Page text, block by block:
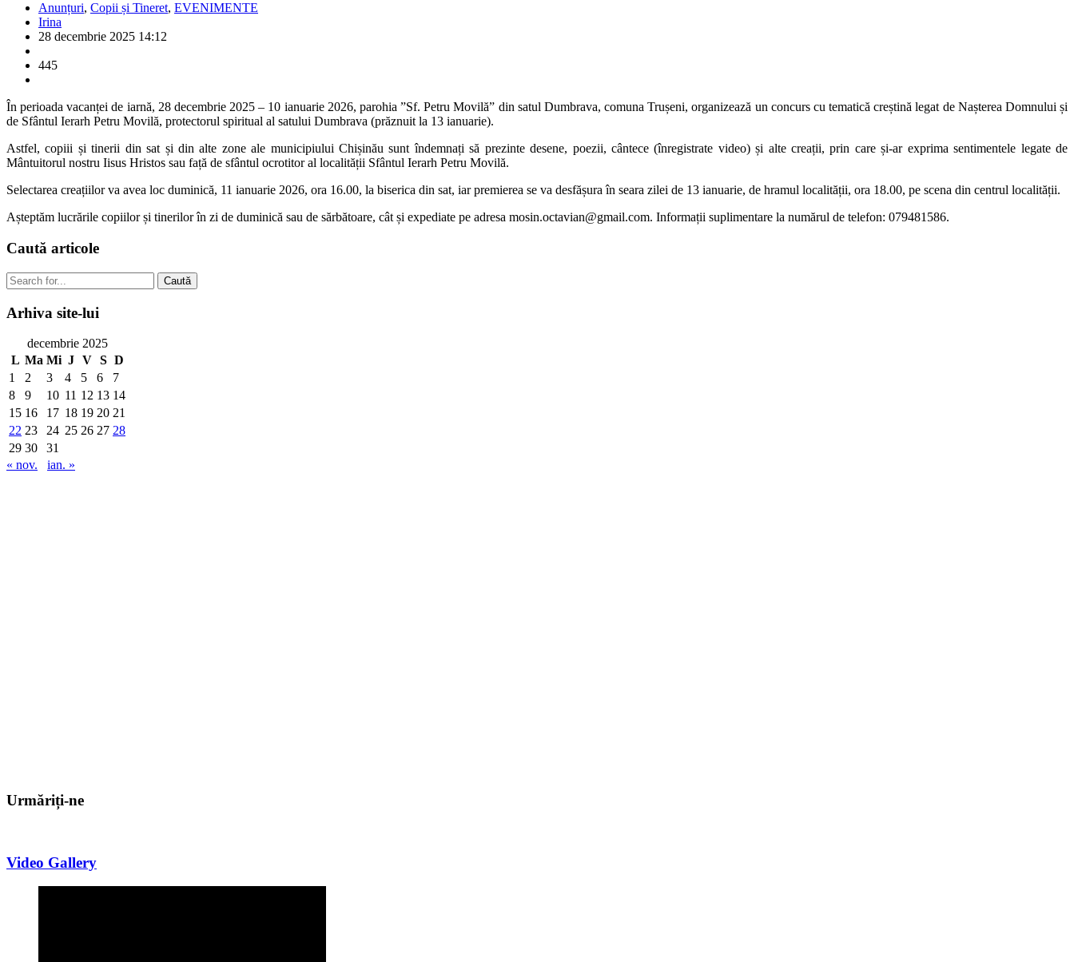
Anunțuri, Copii și Tineret, EVENIMENTE
Irina
28 decembrie 2025 14:12
445
În perioada vacanței de iarnă, 28 decembrie 2025 – 10 ianuarie 2026, parohia ”Sf. Petru Movilă” din satul Dumbrava, comuna Trușeni, organizează un concurs cu tematică creștină legat de Nașterea Domnului și
de Sfântul Ierarh Petru Movilă, protectorul spiritual al satului Dumbrava (prăznuit la 13 ianuarie).
Astfel, copiii și tinerii din sat și din alte zone ale municipiului Chișinău sunt îndemnați să prezinte desene, poezii, cântece (înregistrate video) și alte creații, prin care și-ar exprima sentimentele legate de
Mântuitorul nostru Iisus Hristos sau față de sfântul ocrotitor al localității Sfântul Ierarh Petru Movilă.
Selectarea creațiilor va avea loc duminică, 11 ianuarie 2026, ora 16.00, la biserica din sat, iar premierea se va desfășura în seara zilei de 13 ianuarie, de hramul localității, ora 18.00, pe scena din centrul localității.
Așteptăm lucrările copiilor și tinerilor în zi de duminică sau de sărbătoare, cât și expediate pe adresa mosin.octavian@gmail.com. Informații suplimentare la numărul de telefon: 079481586.
Caută articole
Caută
Arhiva site-lui
decembrie 2025
L Ma Mi J V S D
1
2 3 4 5 6
7
8
9 10 11 12 13 14
15 16 17 18 19 20 21
22 23 24 25 26 27 28
29 30
31
« nov.
ian. »
Urmăriți-ne
Video Gallery